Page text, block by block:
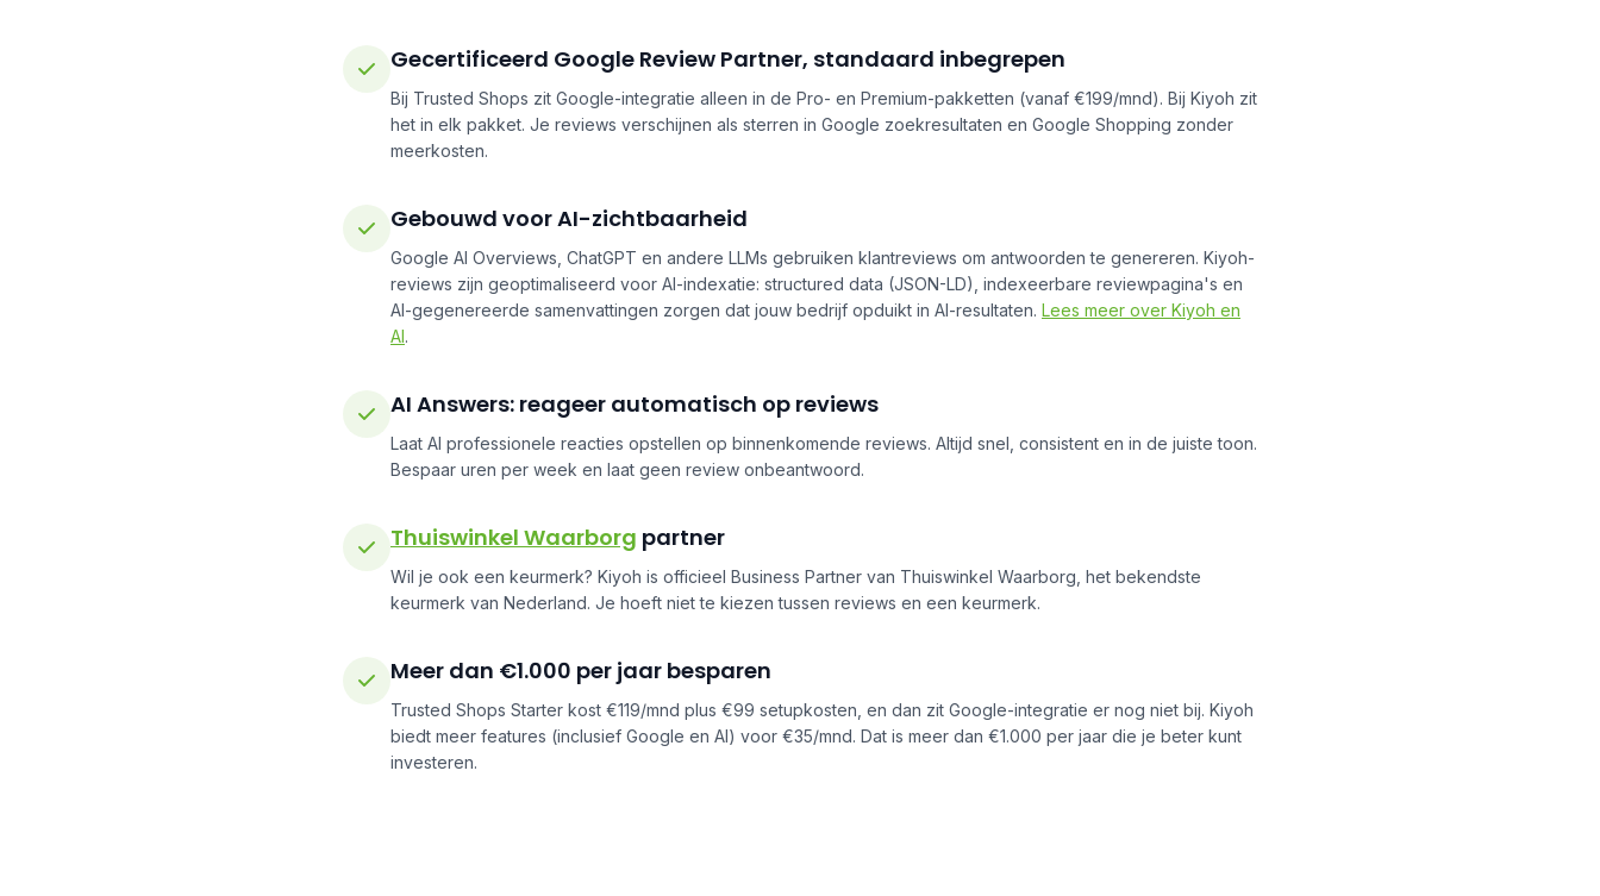
Gecertificeerd Google Review Partner, standaard inbegrepen
Bij Trusted Shops zit Google-integratie alleen in de Pro- en Premium-pakketten (vanaf €199/mnd). Bij Kiyoh zit
het in elk pakket. Je reviews verschijnen als sterren in Google zoekresultaten en Google Shopping zonder
meerkosten.
Gebouwd voor AI-zichtbaarheid
Google AI Overviews, ChatGPT en andere LLMs gebruiken klantreviews om antwoorden te genereren. Kiyoh-
reviews zijn geoptimaliseerd voor AI-indexatie: structured data (JSON-LD), indexeerbare reviewpagina's en
AI-gegenereerde samenvattingen zorgen dat jouw bedrijf opduikt in AI-resultaten. Lees meer over Kiyoh en
AI.
AI Answers: reageer automatisch op reviews
Laat AI professionele reacties opstellen op binnenkomende reviews. Altijd snel, consistent en in de juiste toon.
Bespaar uren per week en laat geen review onbeantwoord.
Thuiswinkel Waarborg partner
Wil je ook een keurmerk? Kiyoh is officieel Business Partner van Thuiswinkel Waarborg, het bekendste
keurmerk van Nederland. Je hoeft niet te kiezen tussen reviews en een keurmerk.
Meer dan €1.000 per jaar besparen
Trusted Shops Starter kost €119/mnd plus €99 setupkosten, en dan zit Google-integratie er nog niet bij. Kiyoh
biedt meer features (inclusief Google en AI) voor €35/mnd. Dat is meer dan €1.000 per jaar die je beter kunt
investeren.